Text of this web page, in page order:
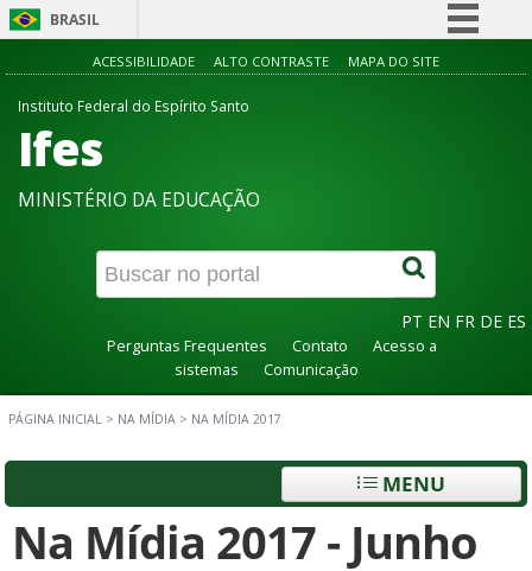
BRASIL
Simplifique!
Canais
ACESSIBILIDADE ALTO CONTRASTE MAPA DO SITE
Instituto Federal do Espírito Santo
Ifes
MINISTÉRIO DA EDUCAÇÃO
PT EN FR DE ES
Perguntas Frequentes Contato
Acesso a
sistemas
Comunicação
PÁGINA INICIAL > NA MÍDIA > NA MÍDIA 2017
MENU
Na Mídia 2017 - Junho